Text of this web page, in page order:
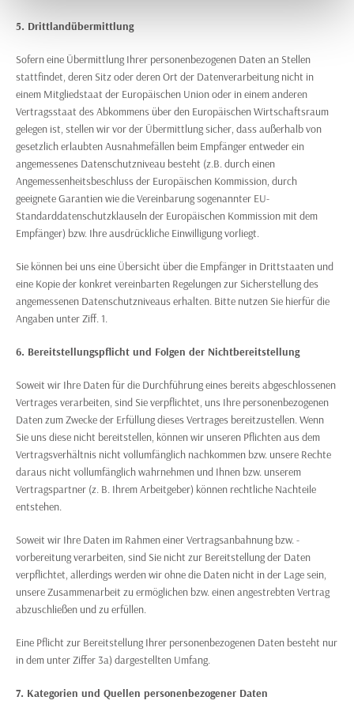
5. Drittlandübermittlung
Sofern eine Übermittlung Ihrer personenbezogenen Daten an Stellen
stattfindet, deren Sitz oder deren Ort der Datenverarbeitung nicht in
einem Mitgliedstaat der Europäischen Union oder in einem anderen
Vertragsstaat des Abkommens über den Europäischen Wirtschaftsraum
gelegen ist, stellen wir vor der Übermittlung sicher, dass außerhalb von
gesetzlich erlaubten Ausnahmefällen beim Empfänger entweder ein
angemessenes Datenschutzniveau besteht (z.B. durch einen
Angemessenheitsbeschluss der Europäischen Kommission, durch
geeignete Garantien wie die Vereinbarung sogenannter EU-
Standarddatenschutzklauseln der Europäischen Kommission mit dem
Empfänger) bzw. Ihre ausdrückliche Einwilligung vorliegt.
Sie können bei uns eine Übersicht über die Empfänger in Drittstaaten und
eine Kopie der konkret vereinbarten Regelungen zur Sicherstellung des
angemessenen Datenschutzniveaus erhalten. Bitte nutzen Sie hierfür die
Angaben unter Ziff. 1.
6. Bereitstellungspflicht und Folgen der Nichtbereitstellung
Soweit wir Ihre Daten für die Durchführung eines bereits abgeschlossenen
Vertrages verarbeiten, sind Sie verpflichtet, uns Ihre personenbezogenen
Daten zum Zwecke der Erfüllung dieses Vertrages bereitzustellen. Wenn
Sie uns diese nicht bereitstellen, können wir unseren Pflichten aus dem
Vertragsverhältnis nicht vollumfänglich nachkommen bzw. unsere Rechte
daraus nicht vollumfänglich wahrnehmen und Ihnen bzw. unserem
Vertragspartner (z. B. Ihrem Arbeitgeber) können rechtliche Nachteile
entstehen.
Soweit wir Ihre Daten im Rahmen einer Vertragsanbahnung bzw. -
vorbereitung verarbeiten, sind Sie nicht zur Bereitstellung der Daten
verpflichtet, allerdings werden wir ohne die Daten nicht in der Lage sein,
unsere Zusammenarbeit zu ermöglichen bzw. einen angestrebten Vertrag
abzuschließen und zu erfüllen.
Eine Pflicht zur Bereitstellung Ihrer personenbezogenen Daten besteht nur
in dem unter Ziffer 3a) dargestellten Umfang.
7. Kategorien und Quellen personenbezogener Daten